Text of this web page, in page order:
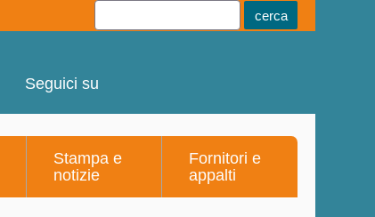
Seguici su
Stampa e
notizie
Fornitori e
appalti